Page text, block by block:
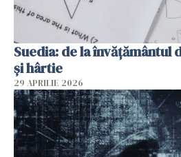
Suedia: de la învățământul
și hârtie
29 APRILIE 2026